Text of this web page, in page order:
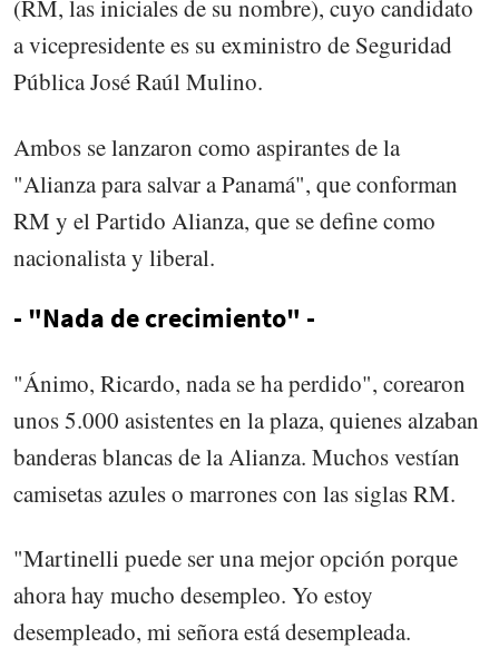
(RM, las iniciales de su nombre), cuyo candidato
a vicepresidente es su exministro de Seguridad
Pública José Raúl Mulino.
Ambos se lanzaron como aspirantes de la
"Alianza para salvar a Panamá", que conforman
RM y el Partido Alianza, que se define como
nacionalista y liberal.
- "Nada de crecimiento" -
"Ánimo, Ricardo, nada se ha perdido", corearon
unos 5.000 asistentes en la plaza, quienes alzaban
banderas blancas de la Alianza. Muchos vestían
camisetas azules o marrones con las siglas RM.
"Martinelli puede ser una mejor opción porque
ahora hay mucho desempleo. Yo estoy
desempleado, mi señora está desempleada.